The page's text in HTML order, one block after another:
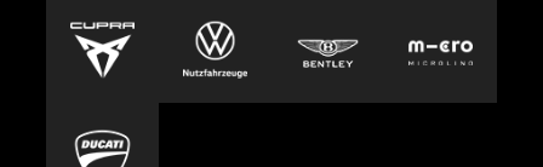
Europcar
Carsharing
Mobility-as-a-Service
Presse